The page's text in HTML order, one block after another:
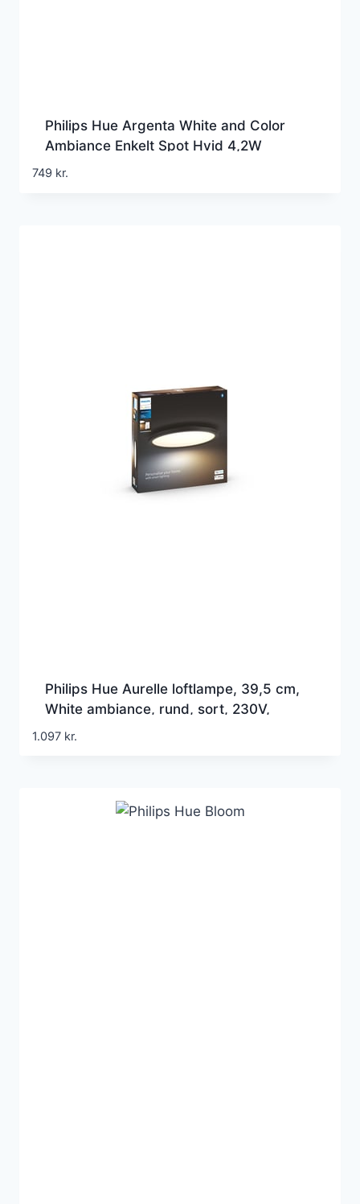
Philips Hue Argenta White and Color
Ambiance Enkelt Spot Hvid 4,2W
Bluetooth
749 kr.
Philips Hue Aurelle loftlampe, 39,5 cm,
White ambiance, rund, sort, 230V,
Bluetooth + Zigbee
1.097 kr.